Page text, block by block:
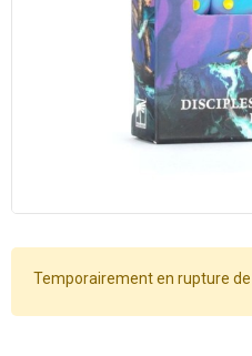
Temporairement en rupture